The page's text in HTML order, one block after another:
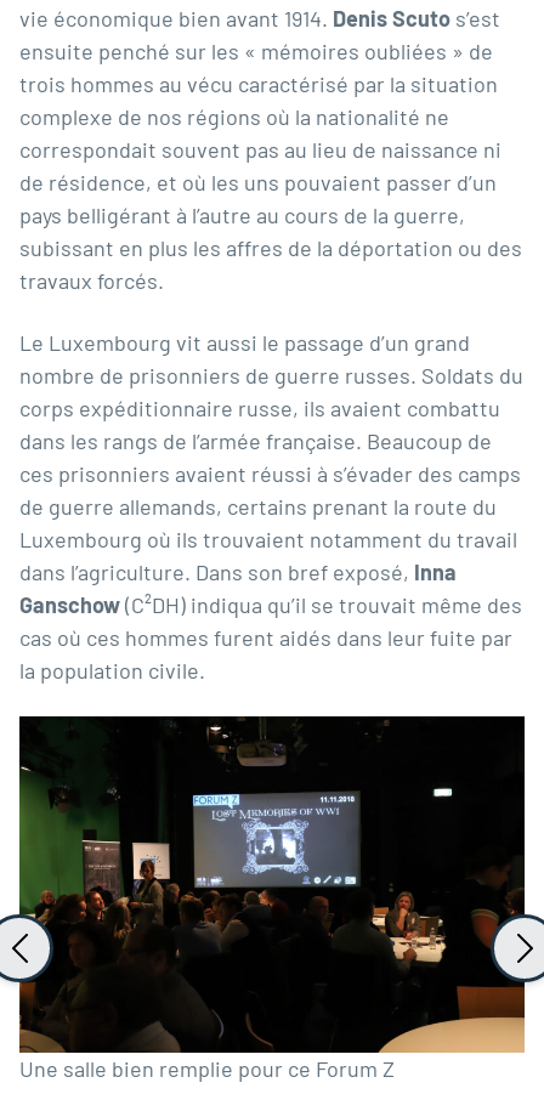
vie économique bien avant 1914. Denis Scuto s’est
ensuite penché sur les « mémoires oubliées » de
trois hommes au vécu caractérisé par la situation
complexe de nos régions où la nationalité ne
correspondait souvent pas au lieu de naissance ni
de résidence, et où les uns pouvaient passer d’un
pays belligérant à l’autre au cours de la guerre,
subissant en plus les affres de la déportation ou des
travaux forcés.
Le Luxembourg vit aussi le passage d’un grand
nombre de prisonniers de guerre russes. Soldats du
corps expéditionnaire russe, ils avaient combattu
dans les rangs de l’armée française. Beaucoup de
ces prisonniers avaient réussi à s’évader des camps
de guerre allemands, certains prenant la route du
Luxembourg où ils trouvaient notamment du travail
dans l’agriculture. Dans son bref exposé, Inna
Ganschow(C²DH) indiqua qu’il se trouvait même des
cas où ces hommes furent aidés dans leur fuite par
la population civile.
Une salle bien remplie pour ce Forum Z